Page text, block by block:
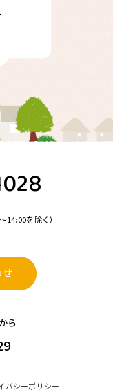
14:00を除く）
ら
バシーポリシー